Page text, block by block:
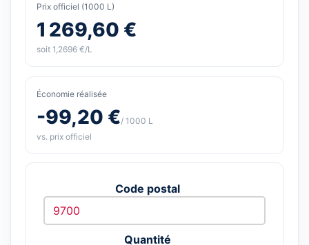
Prix officiel (1000 L)
1 269,60 €
soit 1,2696 €/L
Économie réalisée
-99,20 €/ 1000 L
vs. prix officiel
Code postal
Quantité